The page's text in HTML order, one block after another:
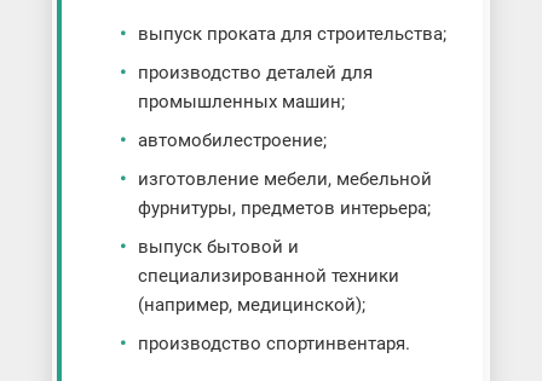
выпуск проката для строительства;
производство деталей для
промышленных машин;
автомобилестроение;
изготовление мебели, мебельной
фурнитуры, предметов интерьера;
выпуск бытовой и
специализированной техники
(например, медицинской);
производство спортинвентаря.